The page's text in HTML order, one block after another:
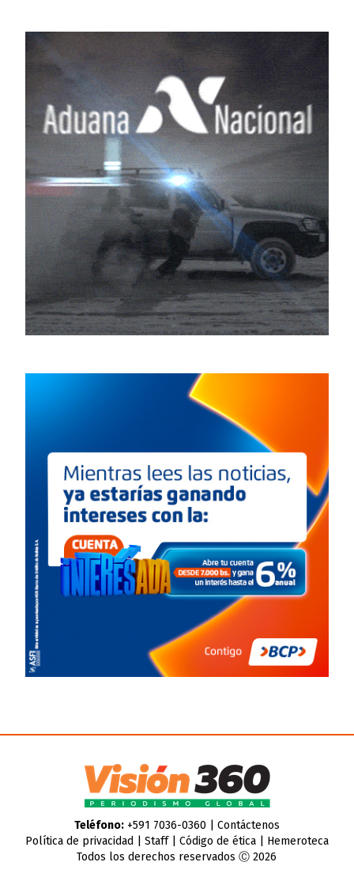
Teléfono:+591 7036-0360 | Contáctenos
Política de privacidad
Staff| Código de ética| Hemeroteca
Todos los derechos reservados Ⓒ 2026